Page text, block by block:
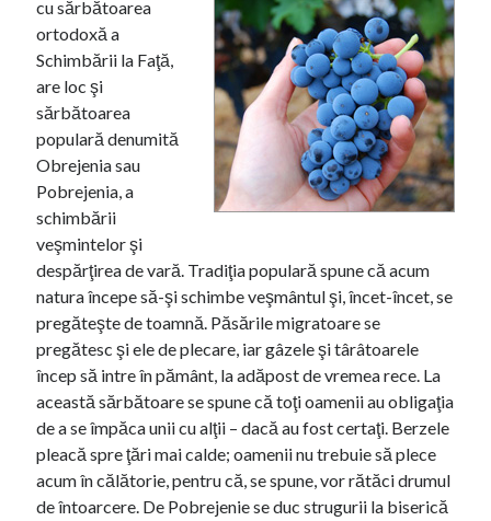
r
o
r
cu sărbătoarea
ortodoxă a
Schimbării la Faţă,
are loc şi
sărbătoarea
populară denumită
Obrejenia sau
Pobrejenia, a
schimbării
veşmintelor şi
despărţirea de vară. Tradiţia populară spune că acum
natura începe să-şi schimbe veşmântul şi, încet-încet, se
pregăteşte de toamnă. Păsările migratoare se
pregătesc şi ele de plecare, iar gâzele şi târâtoarele
încep să intre în pământ, la adăpost de vremea rece. La
această sărbătoare se spune că toţi oamenii au obligaţia
de a se împăca unii cu alţii – dacă au fost certaţi. Berzele
pleacă spre ţări mai calde; oamenii nu trebuie să plece
acum în călătorie, pentru că, se spune, vor rătăci drumul
de întoarcere. De Pobrejenie se duc strugurii la biserică